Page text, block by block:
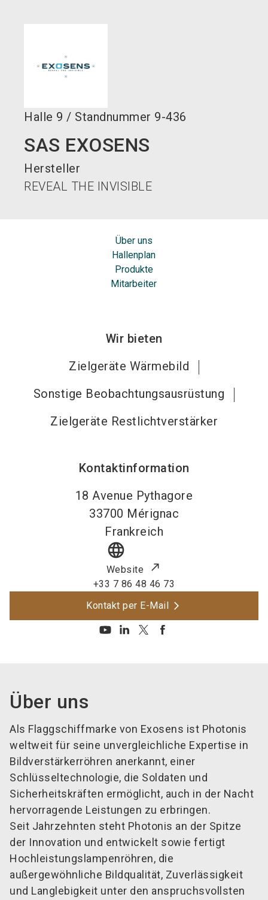
Halle 9 / Standnummer 9-436
SAS EXOSENS
Hersteller
REVEAL THE INVISIBLE
Über uns
Hallenplan
Produkte
Mitarbeiter
Wir bieten
Zielgeräte Wärmebild
Sonstige Beobachtungsausrüstung
Zielgeräte Restlichtverstärker
Kontaktinformation
18 Avenue Pythagore
33700 Mérignac
Frankreich
language
Website
+33 7 86 48 46 73
Kontakt per E-Mail
Über uns
Als Flaggschiffmarke von Exosens ist Photonis
weltweit für seine unvergleichliche Expertise in
Bildverstärkerröhren anerkannt, einer
Schlüsseltechnologie, die Soldaten und
Sicherheitskräften ermöglicht, auch in der Nacht
hervorragende Leistungen zu erbringen.
Seit Jahrzehnten steht Photonis an der Spitze
der Innovation und entwickelt sowie fertigt
Hochleistungslampenröhren, die
außergewöhnliche Bildqualität, Zuverlässigkeit
und Langlebigkeit unter den anspruchsvollsten